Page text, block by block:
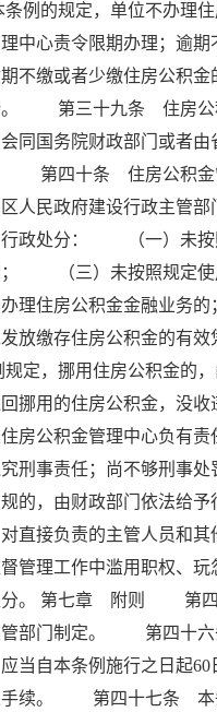
规定，单位不办理住
理中心责令限期办理；
不缴或者少缴住房公积
。 第三十九条 住房公
同国务院财政部门或者
第四十条 住房公积金
人民政府建设行政主管
行政处分： （一）未
； （三）未按照规定
理住房公积金金融业
放缴存住房公积金的有
，挪用住房公积金的，
挪用的住房公积金，没
房公积金管理中心负有
究刑事责任；尚不够刑
的，由财政部门依法
对直接负责的主管人员
管理工作中滥用职权、
分。 第七章 附则 第四
管部门制定。 第四十
当自本条例施行之日起
手续。 第四十七条 本